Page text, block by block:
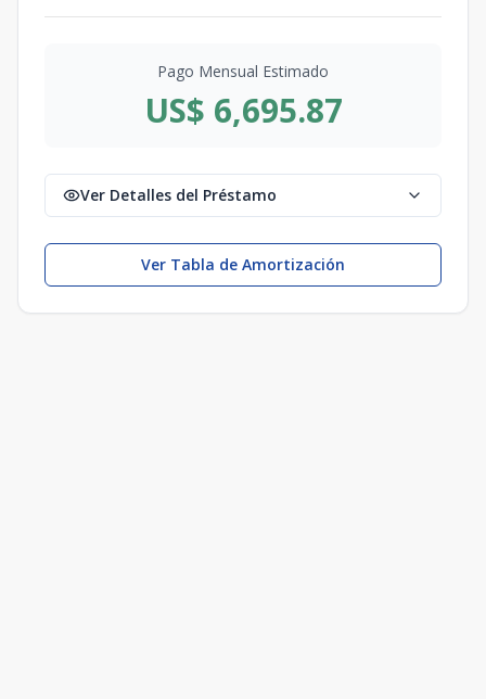
Pago Mensual Estimado
US$ 6,695.87
Ver Detalles del Préstamo
Ver Tabla de Amortización